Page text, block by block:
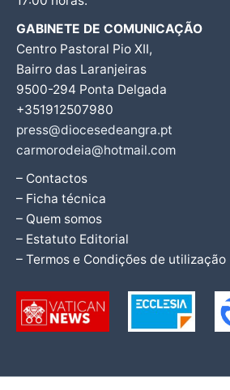
GABINETE DE COMUNICAÇÃO
Centro Pastoral Pio XII,
Bairro das Laranjeiras
9500-294 Ponta Delgada
+351912507980
press@diocesedeangra.pt
carmorodeia@hotmail.com
– Contactos
– Ficha técnica
– Quem somos
– Estatuto Editorial
– Termos e Condições de utilização